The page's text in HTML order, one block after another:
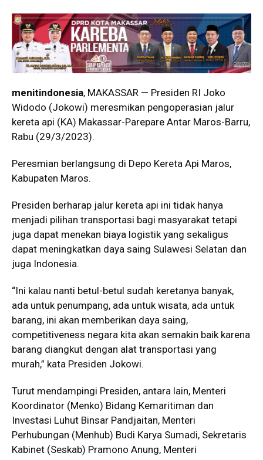
menitindonesia, MAKASSAR — Presiden RI Joko
Widodo (Jokowi) meresmikan pengoperasian jalur
kereta api (KA) Makassar-Parepare Antar Maros-Barru,
Rabu (29/3/2023).
Peresmian berlangsung di Depo Kereta Api Maros,
Kabupaten Maros.
Presiden berharap jalur kereta api ini tidak hanya
menjadi pilihan transportasi bagi masyarakat tetapi
juga dapat menekan biaya logistik yang sekaligus
dapat meningkatkan daya saing Sulawesi Selatan dan
juga Indonesia.
“Ini kalau nanti betul-betul sudah keretanya banyak,
ada untuk penumpang, ada untuk wisata, ada untuk
barang, ini akan memberikan daya saing,
competitiveness negara kita akan semakin baik karena
barang diangkut dengan alat transportasi yang
murah,” kata Presiden Jokowi.
Turut mendampingi Presiden, antara lain, Menteri
Koordinator (Menko) Bidang Kemaritiman dan
Investasi Luhut Binsar Pandjaitan, Menteri
Perhubungan (Menhub) Budi Karya Sumadi, Sekretaris
Kabinet (Seskab) Pramono Anung, Menteri